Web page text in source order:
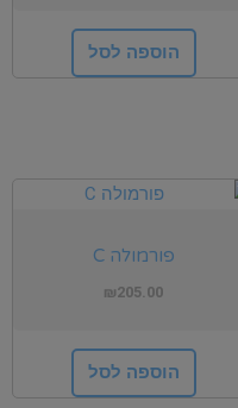
הוספה לסל
פורמולה C
₪205.00
הוספה לסל